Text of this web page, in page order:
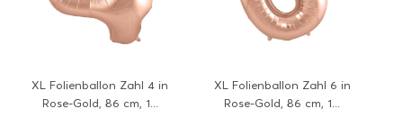
XL Folienballon Zahl 4 in
Rose-Gold, 86 cm, 1...
XL Folienballon Zahl 6 in
Rose-Gold, 86 cm, 1...